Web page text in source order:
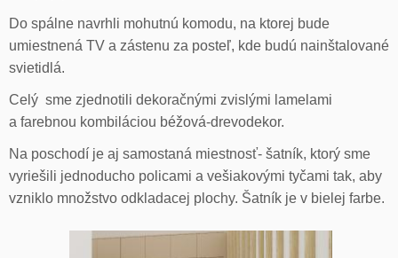
Do spálne navrhli mohutnú komodu, na ktorej bude
umiestnená TV a zástenu za posteľ, kde budú nainštalované
svietidlá.
Celý sme zjednotili dekoračnými zvislými lamelami
a farebnou kombiláciou béžová-drevodekor.
Na poschodí je aj samostaná miestnosť- šatník, ktorý sme
vyriešili jednoducho policami a vešiakovými tyčami tak, aby
vzniklo množstvo odkladacej plochy. Šatník je v bielej farbe.